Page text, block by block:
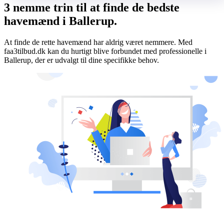
3 nemme trin til at finde de bedste
havemænd i Ballerup.
At finde de rette havemænd har aldrig været nemmere. Med
faa3tilbud.dk kan du hurtigt blive forbundet med professionelle i
Ballerup, der er udvalgt til dine specifikke behov.